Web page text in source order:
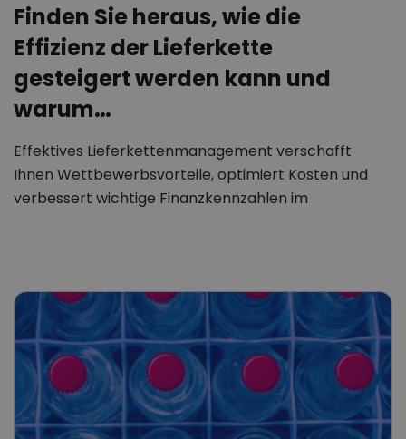
Finden Sie heraus, wie die
Effizienz der Lieferkette
gesteigert werden kann und
warum…
Effektives Lieferkettenmanagement verschafft
Ihnen Wettbewerbsvorteile, optimiert Kosten und
verbessert wichtige Finanzkennzahlen im